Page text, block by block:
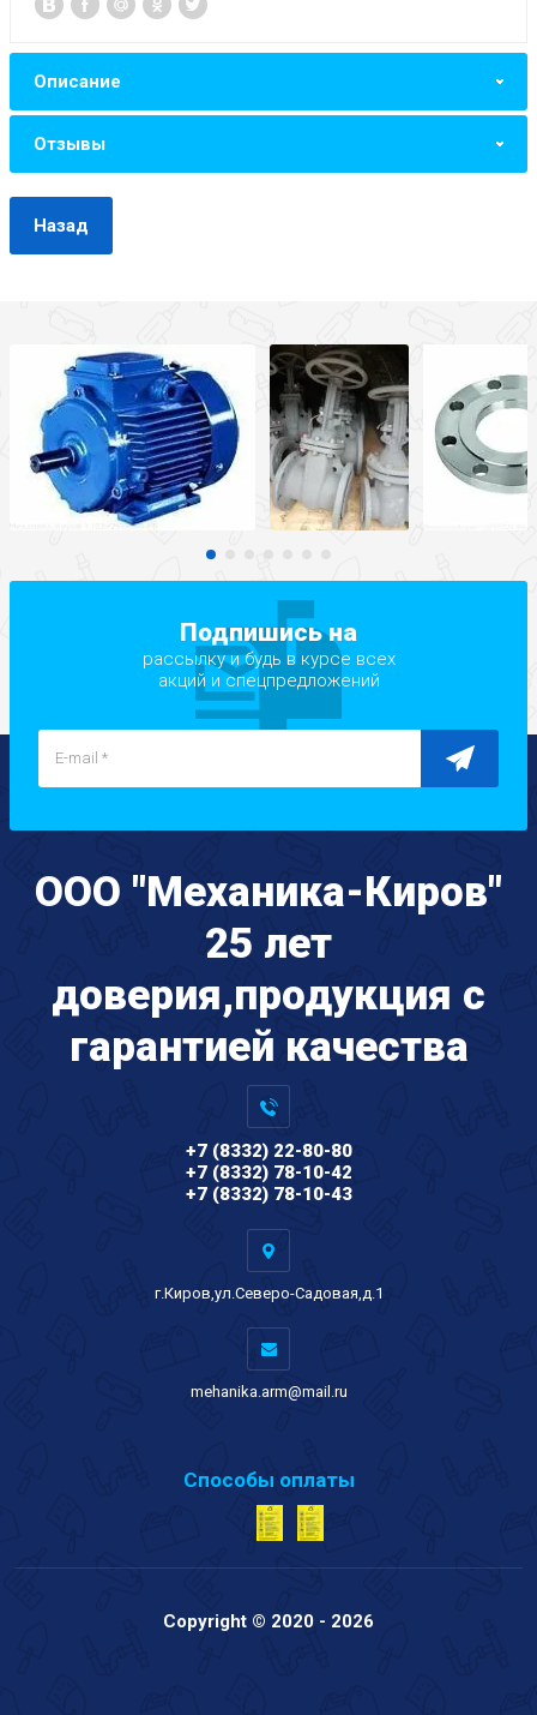
Описание
Отзывы
Назад
Подпишись на
рассылку и будь в курсе всех
акций и спецпредложений
ООО "Механика-Киров"
25 лет
доверия,продукция с
гарантией качества
+7 (8332) 22-80-80
+7 (8332) 78-10-42
+7 (8332) 78-10-43
г.Киров,ул.Северо-Садовая,д.1
mehanika.arm@mail.ru
Способы оплаты
Copyright © 2020 - 2026